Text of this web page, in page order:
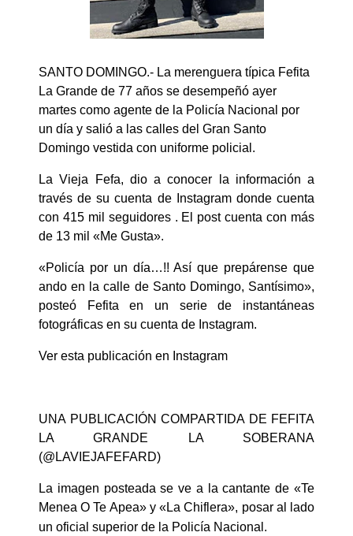
SANTO DOMINGO.- La merenguera típica Fefita
La Grande de 77 años se desempeñó ayer
martes como agente de la Policía Nacional por
un día y salió a las calles del Gran Santo
Domingo vestida con uniforme policial.
La Vieja Fefa, dio a conocer la información a
través de su cuenta de Instagram donde cuenta
con 415 mil seguidores . El post cuenta con más
de 13 mil «Me Gusta».
«Policía por un día…!! Así que prepárense que
ando en la calle de Santo Domingo, Santísimo»,
posteó Fefita en un serie de instantáneas
fotográficas en su cuenta de Instagram.
Ver esta publicación en Instagram
UNA PUBLICACIÓN COMPARTIDA DE FEFITA
LA GRANDE LA SOBERANA
(@LAVIEJAFEFARD)
La imagen posteada se ve a la cantante de «Te
Menea O Te Apea» y «La Chiflera», posar al lado
un oficial superior de la Policía Nacional.